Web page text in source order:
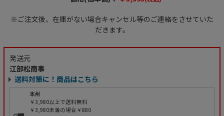
※ご注文後、在庫がない場合キャンセル等のご連絡をさせていた
だきます。
発送元
江部松商事
送料対策に！商品はこちら
本州
￥3,980以上で送料無料
￥3,980未満の場合￥880